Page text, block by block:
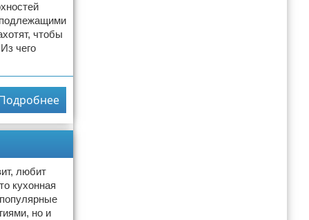
чтобы
чего
любит
кухонная
но и